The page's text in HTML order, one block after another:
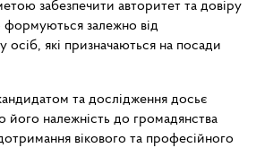
забезпечити авторитет та довіру
залежно від
осіб, які призначаються на посади
кандидатом та дослідження досьє
його належність до громадянства
вікового та професійного